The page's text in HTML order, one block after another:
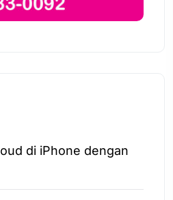
di iPhone dengan